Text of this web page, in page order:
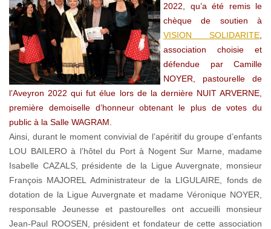
2022, qu’a été remis le
chèque de soutien à
VISION SOLIDARITE
association choisie et
défendue par Camille
NOYER, pastourelle de
l’Aveyron 2022 qui fut élue lors de la dernière NUIT ARVERNE,
première demoiselle d’honneur obtenant le plus de votes du
public à la Salle WAGRAM.
Ainsi, durant le moment convivial de l’apéritif du groupe d’enfants
LOU BAILERO à l’hôtel du Port à Nogent Sur Marne, madame
Isabelle CAZALS, présidente de la Ligue Auvergnate, monsieur
François MAJOREL Administrateur de la LIGULAIRE, fonds de
dotation de la Ligue Auvergnate et madame Véronique NOYER,
responsable Jeunesse et pastourelles ont accueilli monsieur
Jean-Paul ROOSEN, président et fondateur de cette association